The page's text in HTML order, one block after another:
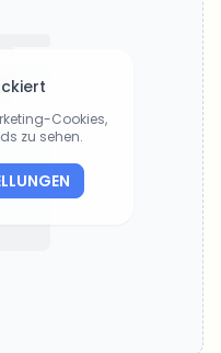
Cookies,
zu sehen.